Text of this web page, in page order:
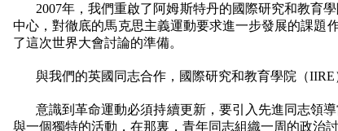
2007年，我們重啟了阿姆斯特丹的國際研究和教育
中心，對徹底的馬克思主義運動要求進一步發展的課題
了這次世界大會討論的準備。
與我們的英國同志合作，國際研究和教育學院（IIRE
意識到革命運動必須持續更新，要引入先進同志領
與一個獨特的活動，在那裏，青年同志組織一周的政治